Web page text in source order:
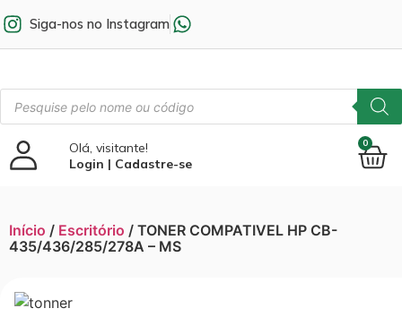
Siga-nos no Instagram
Olá, visitante!
Login | Cadastre-se
0
Início / Escritório / TONER COMPATIVEL HP CB-
435/436/285/278A – MS